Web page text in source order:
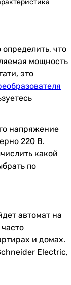
что
мощность
это
напряжение
220 В.
какой
по
автомат на
часто
и домах.
Electric,